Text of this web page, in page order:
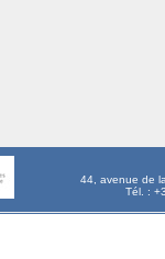
44, avenue de
Tél. :